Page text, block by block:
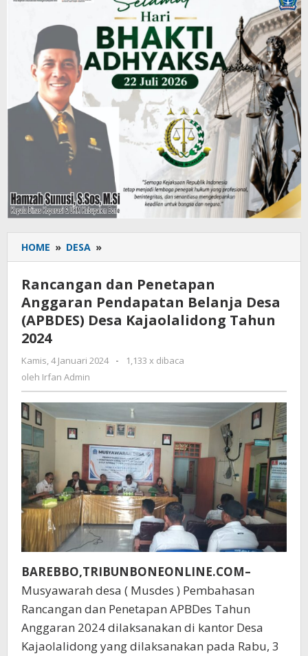
HOME » DESA »
dan
Penetapan
Anggaran
Pendapatan
Belanja
Desa
Tahun
2024
Rancangan dan Penetapan
Anggaran Pendapatan Belanja Desa
(APBDES) Desa Kajaolalidong Tahun
2024
Kamis, 4 Januari 2024
oleh
-
1,133 x dibaca
oleh Irfan Admin
BAREBBO,TRIBUNBONEONLINE.COM–
Musyawarah desa ( Musdes ) Pembahasan
Rancangan dan Penetapan APBDes Tahun
Anggaran 2024 dilaksanakan di kantor Desa
Kajaolalidong yang dilaksanakan pada Rabu, 3